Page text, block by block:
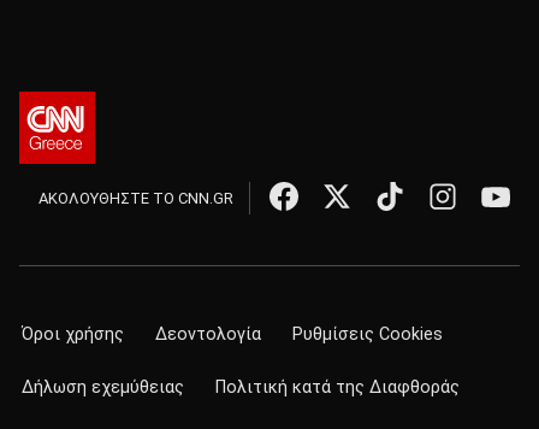
ΑΚΟΛΟΥΘΗΣΤΕ ΤΟ CNN.GR
Όροι χρήσης Δεοντολογία Ρυθμίσεις Cookies
Δήλωση εχεμύθειας Πολιτική κατά της Διαφθοράς